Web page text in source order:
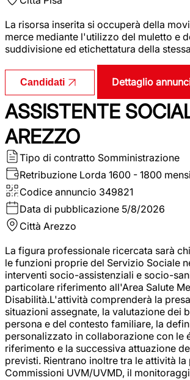
La risorsa inserita si occuperà della
merce mediante l'utilizzo del muletto e
suddivisione ed etichettatura della
Candidati Dettaglio
ASSISTENTE
AREZZO
Tipo di contratto Somministrazione
Retribuzione Lorda 1600 - 1800
Codice annuncio 349821
Data di pubblicazione 5/8/2026
Città Arezzo
La figura professionale ricercata sarà
le funzioni proprie del Servizio Sociale
interventi socio-assistenziali e socio-
particolare riferimento all'Area Salute
Disabilità.L'attività comprenderà la
situazioni assegnate, la valutazione dei
persona e del contesto familiare, la
personalizzato in collaborazione con le
riferimento e la successiva attuazione
previsti. Rientrano inoltre tra le attività
Commissioni UVM/UVMD, il